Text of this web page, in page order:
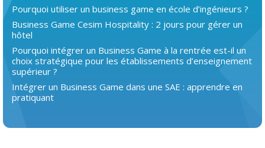
Pourquoi utiliser un business game en école d’ingénieurs ?
Business Game Cesim Hospitality : 2 jours pour gérer un
hôtel
Pourquoi intégrer un Business Game à la rentrée est-il un
choix stratégique pour les établissements d’enseignement
supérieur ?
Intégrer un Business Game dans une SAE : apprendre en
pratiquant